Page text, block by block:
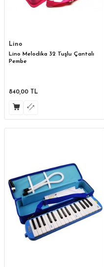
Lino
Lino Melodika 32 Tuşlu Çantalı
Pembe
840,00 TL